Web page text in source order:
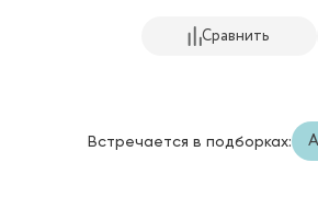
Сравнить
Встречается в подборках: